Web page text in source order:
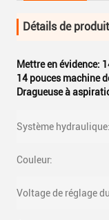
Détails de produit
Mettre en évidence:
14 pouces machine
Dragueuse à
Système hydraulique:
Couleur:
Voltage de réglage